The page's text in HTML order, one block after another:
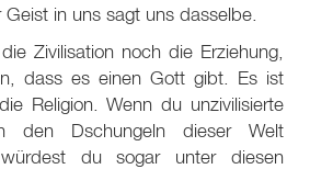
in uns sagt uns dasselbe.
Zivilisation noch die Erziehung,
dass es einen Gott gibt. Es ist
Religion. Wenn du unzivilisierte
den Dschungeln dieser Welt
du sogar unter diesen